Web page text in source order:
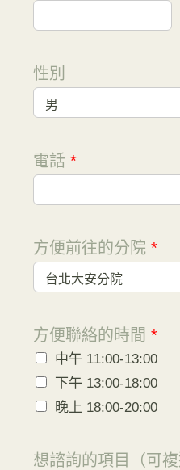
性別
電話 *
方便前往的分院 *
方便聯絡的時間 *
中午 11:00-13:00
下午 13:00-18:00
晚上 18:00-20:00
想諮詢的項目（可複